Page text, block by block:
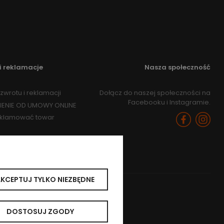
reklamacje
i reklamacji
OD UMOWY ONLINE
towar
Nasza społeczność
Dołącz do naszej społeczności na
Facebooku i Instagramie.
TYLKO NIEZBĘDNE
DOSTOSUJ ZGODY